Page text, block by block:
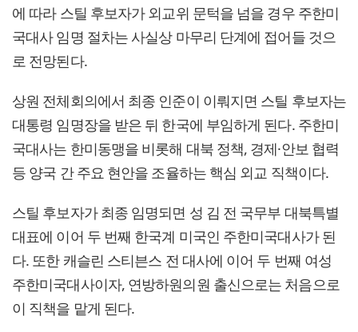
에 따라 스틸 후보자가 외교위 문턱을 넘을 경우 주한미
국대사 임명 절차는 사실상 마무리 단계에 접어들 것으
로 전망된다.
상원 전체회의에서 최종 인준이 이뤄지면 스틸 후보자는
대통령 임명장을 받은 뒤 한국에 부임하게 된다. 주한미
국대사는 한미동맹을 비롯해 대북 정책, 경제·안보 협력
등 양국 간 주요 현안을 조율하는 핵심 외교 직책이다.
스틸 후보자가 최종 임명되면 성 김 전 국무부 대북특별
대표에 이어 두 번째 한국계 미국인 주한미국대사가 된
다. 또한 캐슬린 스티븐스 전 대사에 이어 두 번째 여성
주한미국대사이자, 연방하원의원 출신으로는 처음으로
이 직책을 맡게 된다.